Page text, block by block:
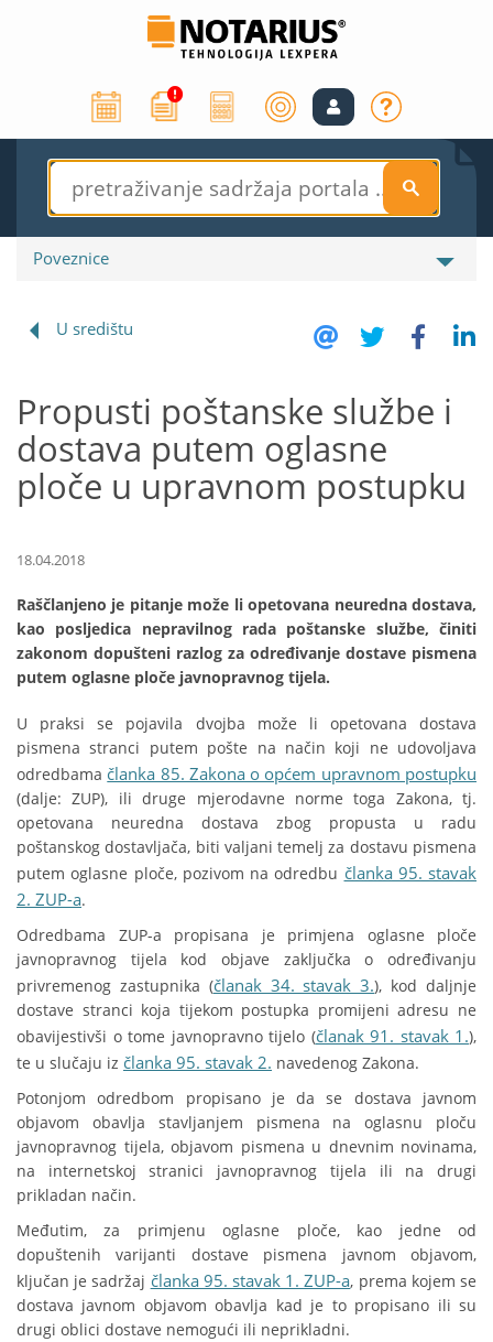
S
Poveznice
U središtu
Propusti poštanske službe i
dostava putem oglasne
ploče u upravnom postupku
18.04.2018
Raščlanjeno je pitanje može li opetovana neuredna dostava,
kao posljedica nepravilnog rada poštanske službe, činiti
zakonom dopušteni razlog za određivanje dostave pismena
putem oglasne ploče javnopravnog tijela.
U praksi se pojavila dvojba može li opetovana dostava
pismena stranci putem pošte na način koji ne udovoljava
odredbama članka 85. Zakona o općem upravnom postupku
(dalje: ZUP), ili druge mjerodavne norme toga Zakona, tj.
opetovana neuredna dostava zbog propusta u radu
poštanskog dostavljača, biti valjani temelj za dostavu pismena
putem oglasne ploče, pozivom na odredbu članka 95. stavak
2. ZUP-a.
Odredbama ZUP-a propisana je primjena oglasne ploče
javnopravnog tijela kod objave zaključka o određivanju
privremenog zastupnika (članak 34. stavak 3.), kod daljnje
dostave stranci koja tijekom postupka promijeni adresu ne
obavijestivši o tome javnopravno tijelo (članak 91. stavak 1.),
te u slučaju iz članka 95. stavak 2. navedenog Zakona.
Potonjom odredbom propisano je da se dostava javnom
objavom obavlja stavljanjem pismena na oglasnu ploču
javnopravnog tijela, objavom pismena u dnevnim novinama,
na internetskoj stranici javnopravnog tijela ili na drugi
prikladan način.
Međutim, za primjenu oglasne ploče, kao jedne od
dopuštenih varijanti dostave pismena javnom objavom,
ključan je sadržaj članka 95. stavak 1. ZUP-a, prema kojem se
dostava javnom objavom obavlja kad je to propisano ili su
drugi oblici dostave nemogući ili neprikladni.